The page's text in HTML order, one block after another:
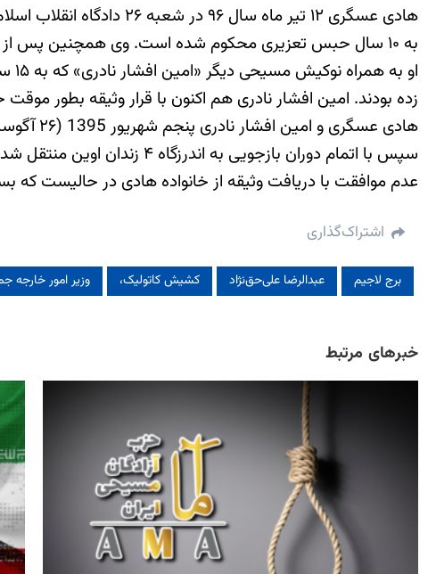
هادی عسگری ۱۲ تیر ماه
به ۱۰ سال حبس تعزیری محکوم شده است. وی همچنین پس از طی دوران محکومیت خود برای دو سال نیز حق خروج از کشور را نخواهد داشت.
زده بودند. امین افشار نادری هم اکنون با قرار وثیقه بطور
سپس با اتمام دوران بازجویی به اندرزگاه ۴ زندان اوین منتقل شدند.
عدم موافقت با دریافت وثیقه از خانواده هادی در حالیست که
اشتراک‌گذاری
برج لاجیم عبدالرضا علی‌حق‌نژاد کشیش کاتولیک، وزیر امور خارجه
خبرهای مرتبط